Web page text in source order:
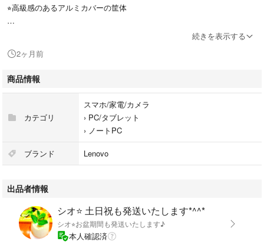
⭐︎高級感のあるアルミカバーの筐体
⭐︎大画面15.6インチ、1920×1080画素、
広い作業スペースでExcel等も快適◎
⭐︎目に優しい非光沢
⭐️OS
最新のWindows11正式対応モデル
⭐️オフィスワークも快適なスペック✨
NVMe SSD：256GB (新品)
メモリ：8GB
⭐︎大容量デュアルストレージ！合計756GB
⭐︎SSDの4〜5倍高速なNVMe SSDを搭載✨
続きを表示する
2ヶ月前
商品情報
カテゴリ
スマホ/家電/カメラ
› PC/タブレット
› ノートPC
ブランド Lenovo
出品者情報
シオ⭐️ 土日祝も発送いたします*^^*
シオ⭐︎お盆期間も発送いたします♪
本人確認済